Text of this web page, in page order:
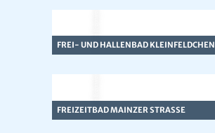
© Team Brennweite
FREI- UND HALLENBAD KLEINFELDCHEN
© Team Brennweite
FREIZEITBAD MAINZER STRASSE